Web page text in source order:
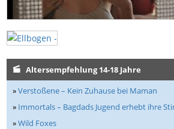
Altersempfehlung 14-18 Jahre
»Verstoßene – Kein Zuhause bei Maman
» Immortals – Bagdads Jugend erhebt ihre
»Wild Foxes